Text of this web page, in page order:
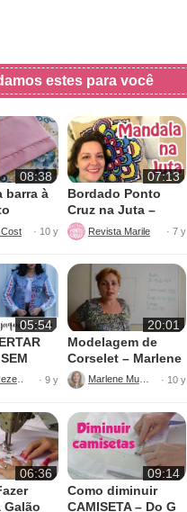
estes para você
08:38
barra à
· 10 y
07:13
Bordado Ponto
Cruz na Juta –
Fácil de Fazer
· 7 y
05:54
Suellen Rezende · 9 y
20:01
Modelagem de
Corselet – Marlene
Mukai
Marlene Mukai · 10 y
06:36
Galão
09:14
Como diminuir
CAMISETA – Do G